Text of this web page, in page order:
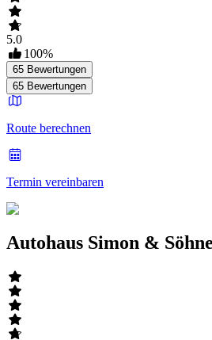
5.0
100%
65 Bewertungen
65 Bewertungen
Route berechnen
Termin vereinbaren
Autohaus Simon &